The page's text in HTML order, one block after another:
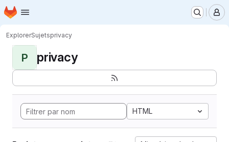
Passer au contenu principal
Page d'accueil
ExplorerSujetsprivacy
P privacy
HTML